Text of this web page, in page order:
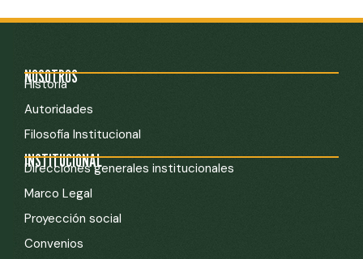
NOSOTROS
Historia
Autoridades
Filosofía Institucional
INSTITUCIONAL
Direcciones generales institucionales
Marco Legal
Proyección social
Convenios